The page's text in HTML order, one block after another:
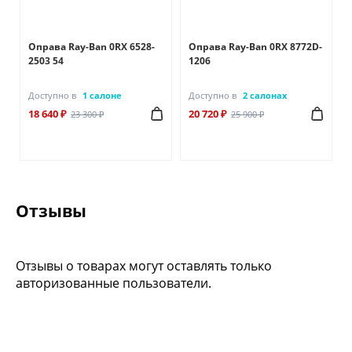
Оправа Ray-Ban 0RX 6528-
2503 54
Доступно в 1 салоне
18 640 ₽ 23 300 ₽
Оправа Ray-Ban 0RX 8772D-
1206
Доступно в 2 салонах
20 720 ₽ 25 900 ₽
Отзывы
Отзывы о товарах могут оставлять только
авторизованные пользователи.